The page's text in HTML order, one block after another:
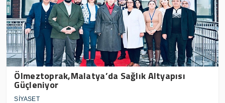
Ölmeztoprak,Malatya’da Sağlık Altyapısı
Güçleniyor
SİYASET